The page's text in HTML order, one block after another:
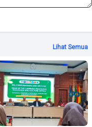
Lihat Semua